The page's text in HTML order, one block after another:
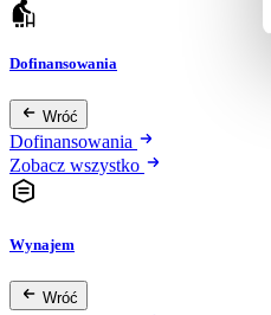
Dofinansowania
Wróć
Dofinansowania
Zobacz wszystko
Wynajem
Wróć